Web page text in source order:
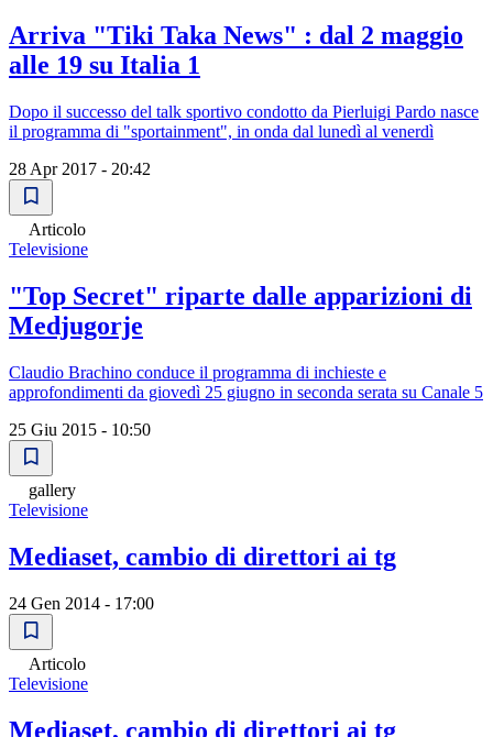
Arriva "Tiki Taka News" : dal 2 maggio
alle 19 su Italia 1
Dopo il successo del talk sportivo condotto da Pierluigi Pardo nasce
il programma di "sportainment", in onda dal lunedì al venerdì
28 Apr 2017 - 20:42
Articolo
Televisione
"Top Secret" riparte dalle apparizioni di
Medjugorje
Claudio Brachino conduce il programma di inchieste e
approfondimenti da giovedì 25 giugno in seconda serata su Canale 5
25 Giu 2015 - 10:50
gallery
Televisione
Mediaset, cambio di direttori ai tg
24 Gen 2014 - 17:00
Articolo
Televisione
Mediaset, cambio di direttori ai tg